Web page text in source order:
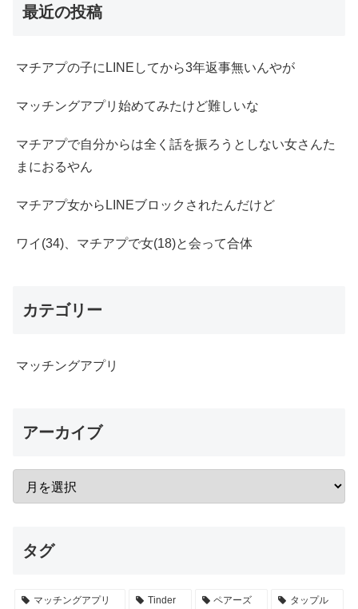
最近の投稿
マチアプの子にLINEしてから3年返事無いんやが
マッチングアプリ始めてみたけど難しいな
マチアプで自分からは全く話を振ろうとしない女さんた
まにおるやん
マチアプ女からLINEブロックされたんだけど
ワイ(34)、マチアプで女(18)と会って合体
カテゴリー
マッチングアプリ
アーカイブ
タグ
マッチングアプリ Tinder ペアーズ タップル